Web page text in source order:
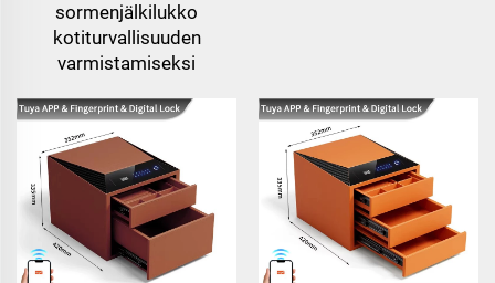
sormenjälkilukko
kotiturvallisuuden
varmistamiseksi